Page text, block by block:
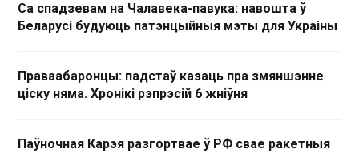
Са спадзевам на Чалавека-павука: навошта ў
Беларусі будуюць патэнцыйныя мэты для Украіны
Праваабаронцы: падстаў казаць пра змяншэнне
ціску няма. Хронікі рэпрэсій 6 жніўня
Паўночная Карэя разгортвае ў РФ свае ракетныя